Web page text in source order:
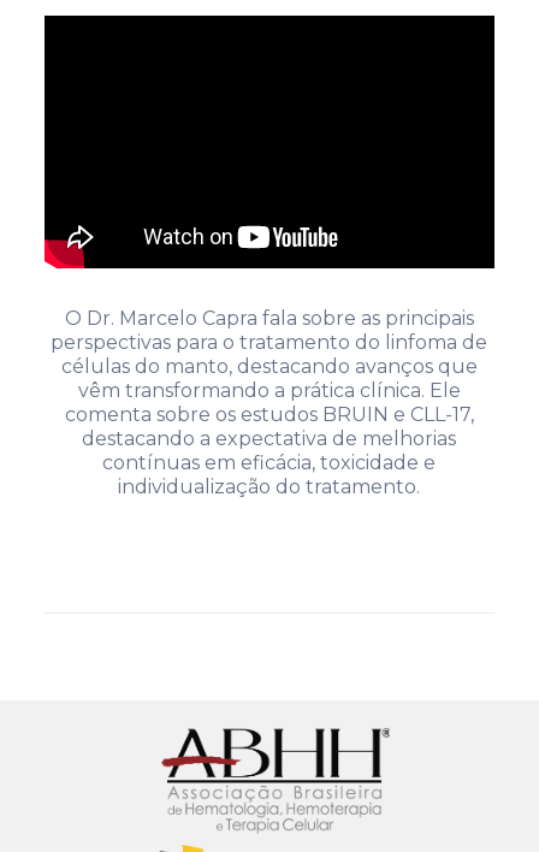
O Dr. Marcelo Capra fala sobre as principais
perspectivas para o tratamento do linfoma de
células do manto, destacando avanços que
vêm transformando a prática clínica. Ele
comenta sobre os estudos BRUIN e CLL-17,
destacando a expectativa de melhorias
contínuas em eficácia, toxicidade e
individualização do tratamento.